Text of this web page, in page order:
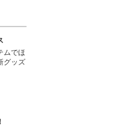
ムでほ
グッズ